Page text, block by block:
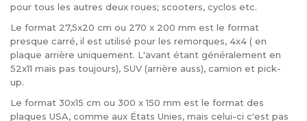
pour tous les autres deux roues; scooters, cyclos etc.
Le format 27,5x20 cm ou 270 x 200 mm est le format
presque carré, il est utilisé pour les remorques, 4x4 ( en
plaque arrière uniquement. L'avant étant généralement en
52x11 mais pas toujours), SUV (arrière auss), camion et pick-
up.
Le format 30x15 cm ou 300 x 150 mm est le format des
plaques USA, comme aux États Unies, mais celui-ci c'est pas